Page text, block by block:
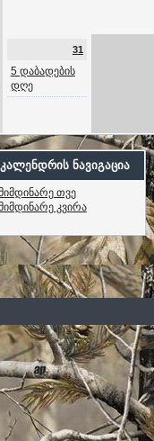
31
5 დაბადების
დღე
კალენდრის ნავიგაცია
თვე
კვირა